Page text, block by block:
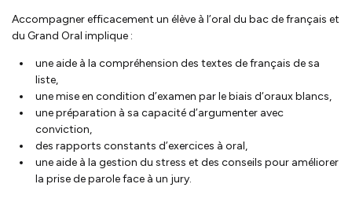
Accompagner efficacement un élève à l’oral du bac de français et
du Grand Oral implique :
une aide à la compréhension des textes de français de sa
liste,
une mise en condition d’examen par le biais d‘oraux blancs,
une préparation à sa capacité d’argumenter avec
conviction,
des rapports constants d’exercices à oral,
une aide à la gestion du stress et des conseils pour améliorer
la prise de parole face à un jury.